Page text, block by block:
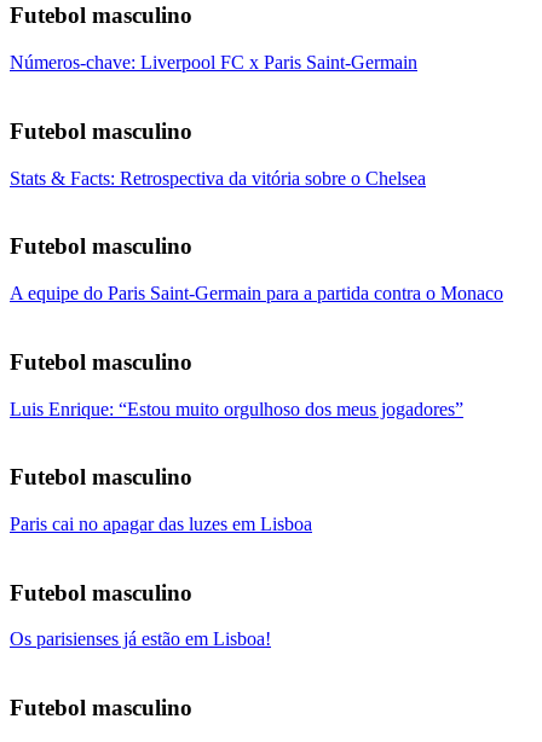
Futebol masculino
Números-chave: Liverpool FC x Paris Saint-Germain
Futebol masculino
Stats & Facts: Retrospectiva da vitória sobre o Chelsea
Futebol masculino
A equipe do Paris Saint-Germain para a partida contra o Monaco
Futebol masculino
Luis Enrique: “Estou muito orgulhoso dos meus jogadores”
Futebol masculino
Paris cai no apagar das luzes em Lisboa
Futebol masculino
Os parisienses já estão em Lisboa!
Futebol masculino